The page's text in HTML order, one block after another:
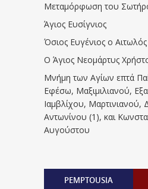
Μεταμόρφωση του
Άγιος Ευσίγνιος
Όσιος Ευγένιος ο Αιτωλός
Ο Άγιος Νεομάρτυς
Μνήμη των Aγίων επτά
Eφέσω, Mαξιμιλιανού,
Iαμβλίχου, Mαρτινιανού,
Aντωνίνου (1), και
Αυγούστου
PEMPTOUSIA